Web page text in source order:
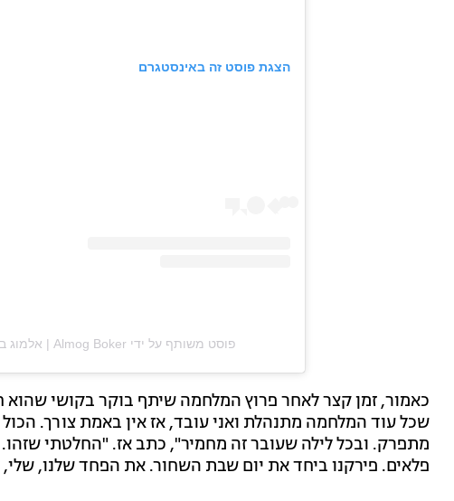
הצגת פוסט זה באינסטגרם
פוסט משותף על ידי ‏‎Almog Boker | אלמוג בוקר‎‏ (@‏‎boker.almog‎‏)
כאמור, זמן קצר לאחר פרוץ המלחמה שיתף בוקר בקושי שהוא
שכל עוד המלחמה מתנהלת ואני עובד, אז אין באמת צורך.
מתפרק. ובכל לילה שעובר זה מחמיר", כתב אז. "החלטתי
פלאים. פירקנו ביחד את יום שבת השחור. את הפחד שלנו,